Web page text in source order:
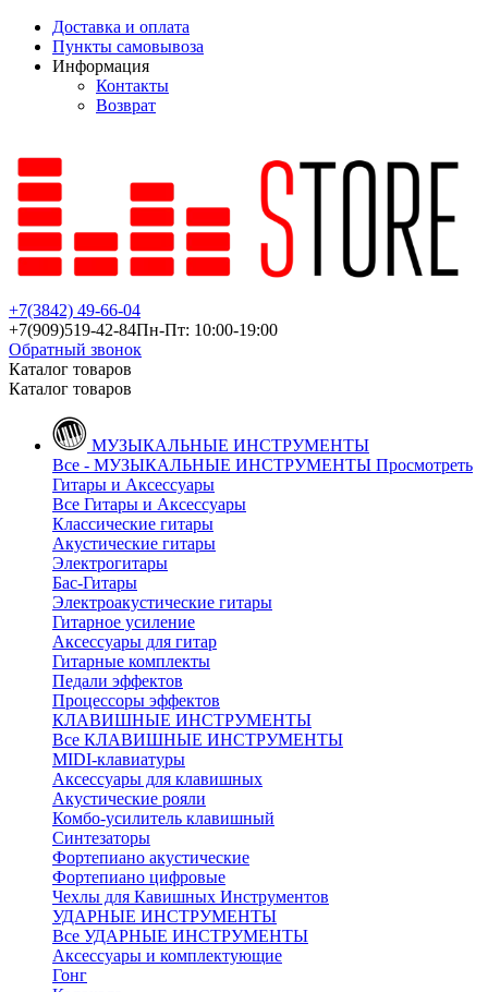
Доставка и оплата
Пункты самовывоза
Информация
Контакты
Возврат
+7(3842) 49-66-04
+7(909)519-42-84Пн-Пт: 10:00-19:00
Обратный звонок
Каталог товаров
Каталог товаров
МУЗЫКАЛЬНЫЕ ИНСТРУМЕНТЫ
Все - МУЗЫКАЛЬНЫЕ ИНСТРУМЕНТЫ Просмотреть
Гитары и Аксессуары
Все Гитары и Аксессуары
Классические гитары
Акустические гитары
Электрогитары
Бас-Гитары
Электроакустические гитары
Гитарное усиление
Аксессуары для гитар
Гитарные комплекты
Педали эффектов
Процессоры эффектов
КЛАВИШНЫЕ ИНСТРУМЕНТЫ
Все КЛАВИШНЫЕ ИНСТРУМЕНТЫ
MIDI-клавиатуры
Аксессуары для клавишных
Акустические рояли
Комбо-усилитель клавишный
Синтезаторы
Фортепиано акустические
Фортепиано цифровые
Чехлы для Кавишных Инструментов
УДАРНЫЕ ИНСТРУМЕНТЫ
Все УДАРНЫЕ ИНСТРУМЕНТЫ
Аксессуары и комплектующие
Гонг